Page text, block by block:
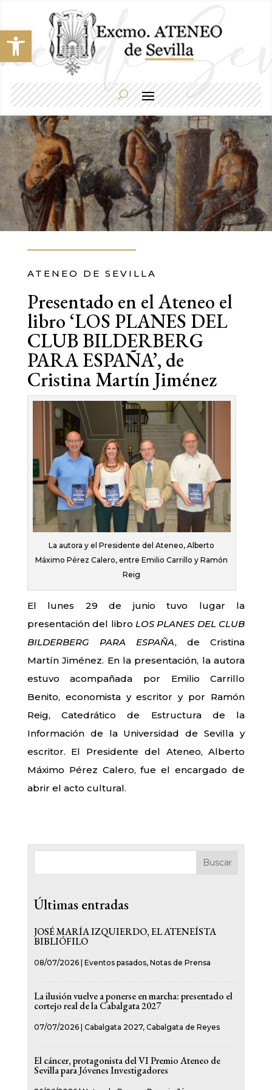
Abrir barra de herramientas
ATENEO DE SEVILLA
Presentado en el Ateneo el
libro ‘LOS PLANES DEL
CLUB BILDERBERG
PARA ESPAÑA’, de
Cristina Martín Jiménez
La autora y el Presidente del Ateneo, Alberto
Máximo Pérez Calero, entre Emilio Carrillo y Ramón
Reig
El lunes 29 de junio tuvo lugar la
presentación del libro LOS PLANES DEL CLUB
BILDERBERG PARA ESPAÑA, de Cristina
Martín Jiménez. En la presentación, la autora
estuvo acompañada por Emilio Carrillo
Benito, economista y escritor y por Ramón
Reig, Catedrático de Estructura de la
Información de la Universidad de Sevilla y
escritor. El Presidente del Ateneo, Alberto
Máximo Pérez Calero, fue el encargado de
abrir el acto cultural.
Buscar
Últimas entradas
JOSÉ MARÍA IZQUIERDO, EL ATENEÍSTA
BIBLIÓFILO
08/07/2026| Eventos pasados, Notas de Prensa
La ilusión vuelve a ponerse en marcha: presentado el
cortejo real de la Cabalgata 2027
07/07/2026| Cabalgata 2027, Cabalgata de Reyes
El cáncer, protagonista del VI Premio Ateneo de
Sevilla para Jóvenes Investigadores